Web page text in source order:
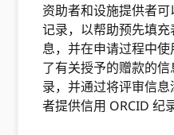
资助者和设施提供者
记录，以帮助预先填
息，并在申请过程中
了有关授予的赠款的
录，并通过将评审信
者提供信用 ORCID 纪